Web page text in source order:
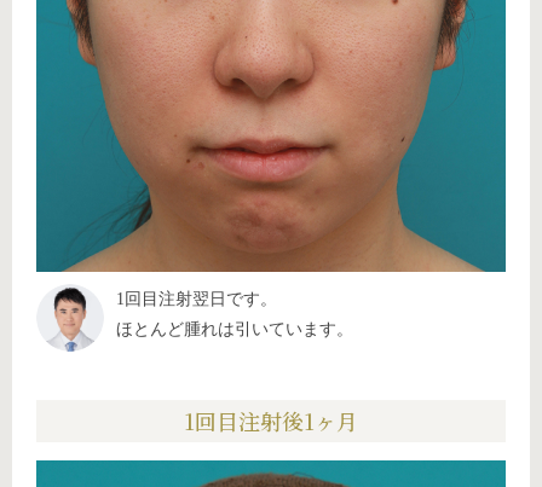
1回目注射翌日です。
ほとんど腫れは引いています。
1回目注射後1ヶ月